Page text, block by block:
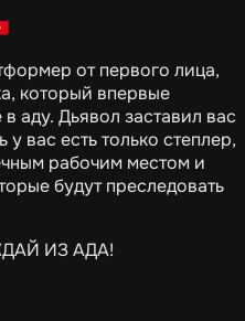
от первого лица,
который впервые
аду. Дьявол заставил вас
у вас есть только степлер,
рабочим местом и
будут преследовать
ИЗ АДА!